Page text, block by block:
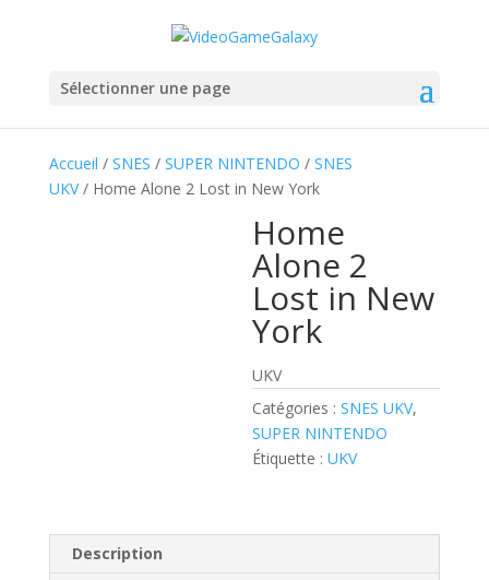
Sélectionner une page
Accueil / SNES / SUPER NINTENDO / SNES
UKV/ Home Alone 2 Lost in New York
Home
Alone 2
Lost in New
York
UKV
Catégories :SNES UKV,
SUPER NINTENDO
Étiquette :UKV
Description